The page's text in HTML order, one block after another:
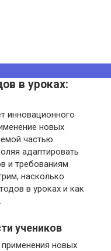
в уроках:
инновационного
новых
частью
адаптировать
и требованиям
насколько
в уроках и как
учеников
новых